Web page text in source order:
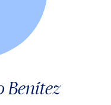
Benítez